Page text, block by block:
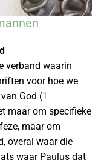
verband waarin
voor hoe we
God (1
maar om specifieke
maar om
overal waar die
waar Paulus dat